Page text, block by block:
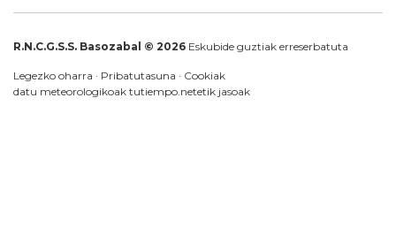
R.N.C.G.S.S. Basozabal © 2026 Eskubide guztiak erreserbatuta
Legezko oharra · Pribatutasuna · Cookiak
datu meteorologikoak tutiempo.netetik jasoak